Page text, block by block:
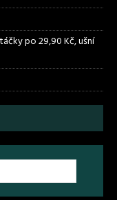
po 29,90 Kč, ušní